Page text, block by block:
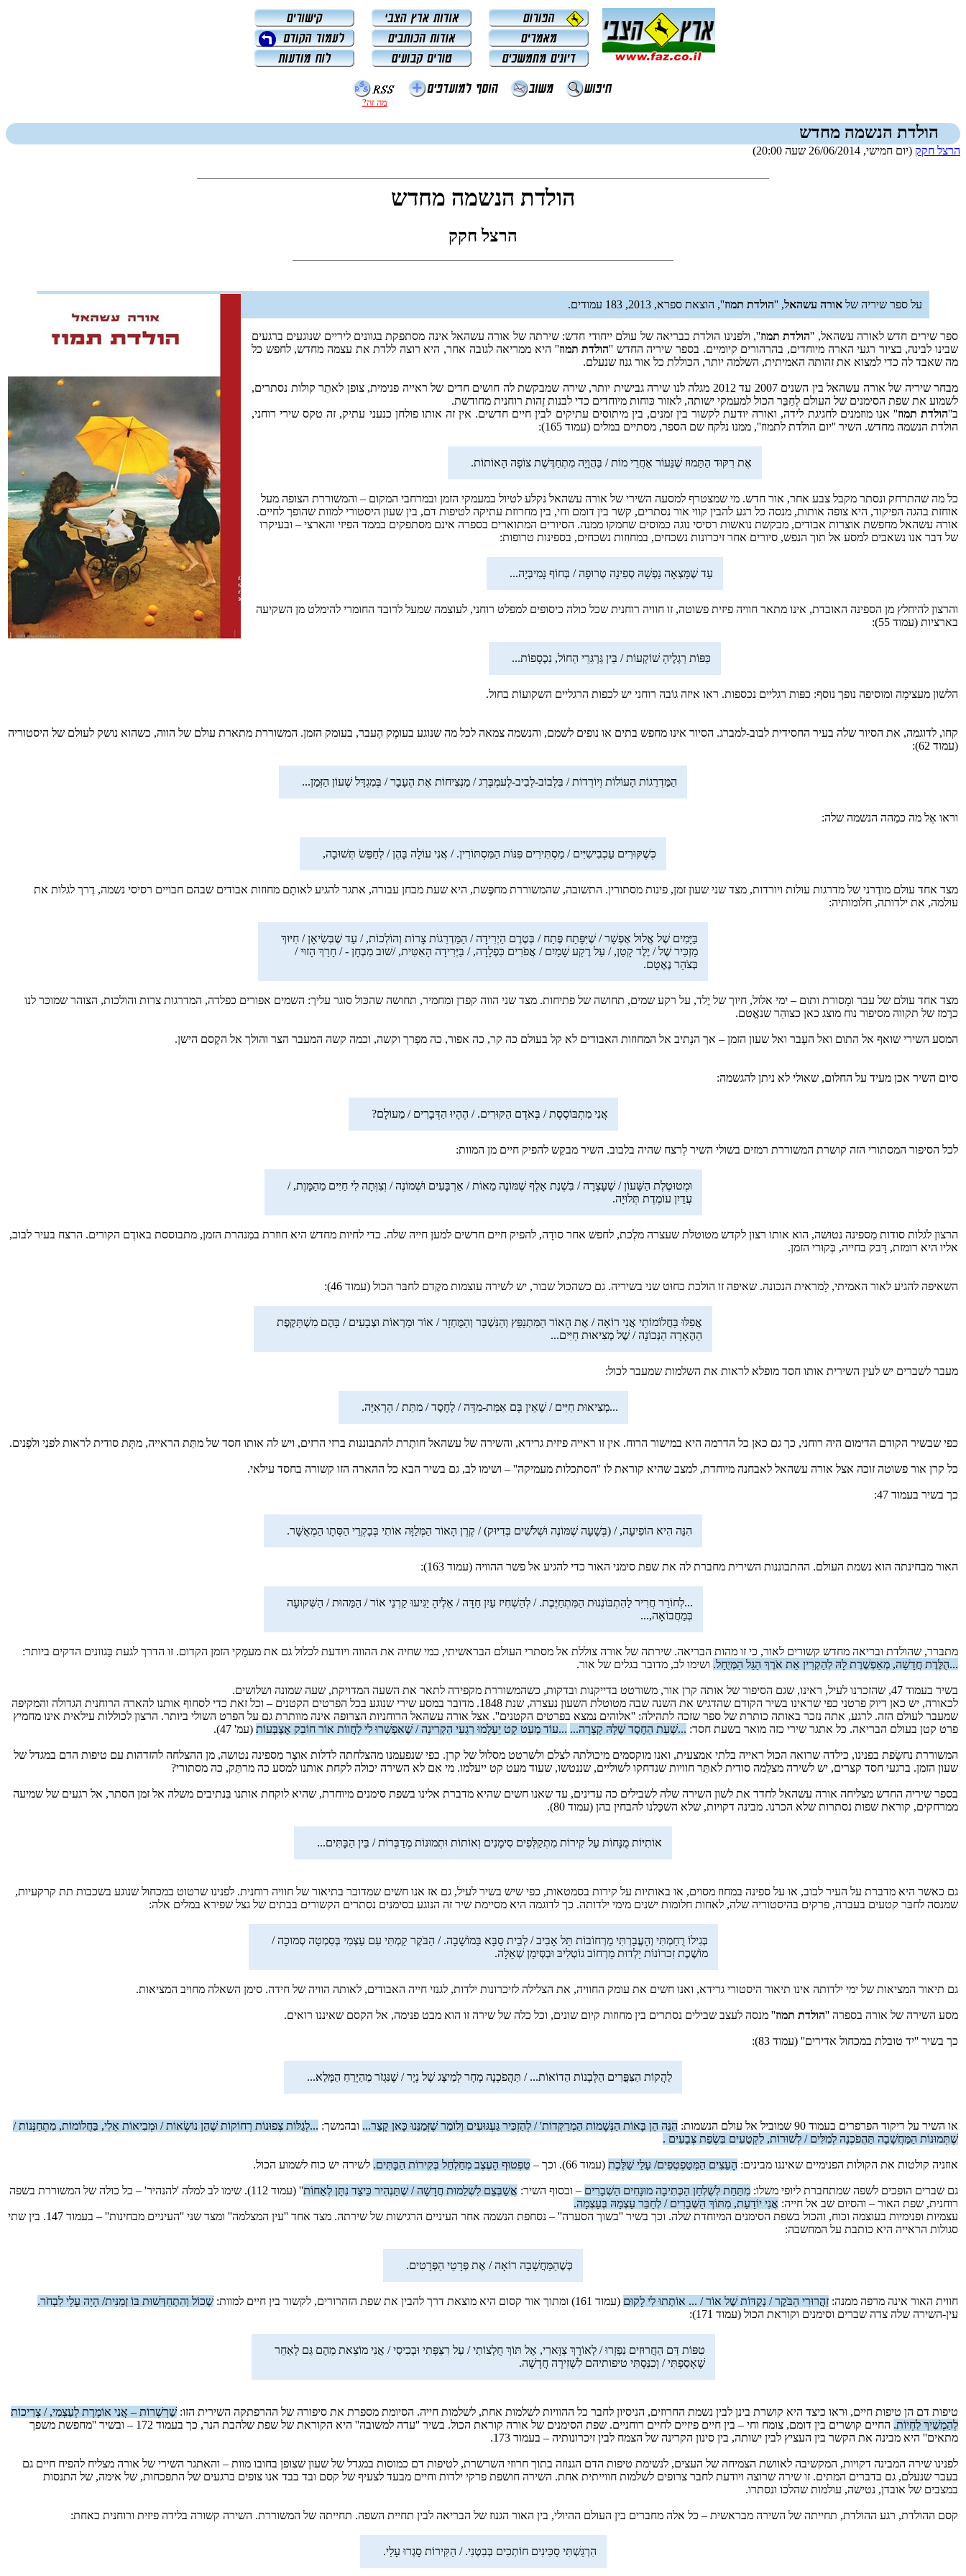
מה זה?
הולדת הנשמה מחדש
הרצל חקק (יום חמישי, 26/06/2014 שעה 20:00)
הולדת הנשמה מחדש
הרצל חקק
על ספר שיריה של אורה עשהאל, ''הולדת תמוז'', הוצאת ספרא, 2013, 183 עמודים.
ספר שירים חדש לאורה עשהאל, ''הולדת תמוז'', ולפנינו הולדת כבריאה של עולם ייחודי חדש: שירתה של אורה עשהאל אינה מסתפקת בגוונים ליריים שנוגעים ברגעים
שבינו לבינה, בציור רגעי הארה מיוחדים, בהרהורים קיומיים. בספר שיריה החדש ''הולדת תמוז'' היא ממריאה לגובה אחר, היא רוצה ללדת את עצמה מחדש, לחפש כל
מה שאבד לה כדי למצוא את זהותה האמיתית, השלמה יותר, הכוללת כל אור גנוז שנעלם.
מבחר שיריה של אורה עשהאל בין השנים 2007 עד 2012 מגלה לנו שירה גבישית יותר, שירה שמבקשת לה חושים חדים של ראייה פנימית, צופן לאתֵר קולות נסתרים,
לשמוע את שפת הסימנים של העולם לְחַבֵּר הכול למעמקי ישותה, לאזור כּוחות מיוחדים כדי לבנות זֶהות רוחנית מחודשת.
ב''הולדת תמוז'' אנו מוזמנים לחגיגת לידה, ואורה יודעת לקשור בין זמנים, בין מיתוסים עתיקים לבין חיים חדשים. אין זה אותו פולחן כנעני עתיק, זה טקס שירי רוחני,
הולדת הנשמה מחדש. השיר ''יום הולדת לתמוז'', ממנו נלקח שם הספר, מסתיים במלים (עמוד 165):
אֶת רִקּוּד הַתַּמוּז שֶׁנֵּעוֹר אַחֲרֵי מוֹת / בַּהֲוָיָה מִתְחַדֶּשֶׁת צוֹפָה הָאוֹתוֹת.
כל מה שהתרחק ונסתר מקבל צבע אחר, אור חדש. מי שמצטרף למסעה השירי של אורה עשהאל נקלע לטיול במעמקי הזמן ובמרחבי המקום – והמשוררת הצופה מעל
אוחזת בהגה הפיקוד, היא צופה אותות, מנסה כל רגע להבין קווי אור נסתרים, קשר בין דומם וחי, בין מחרוזת עתיקה לטיפות דם, בין שעון היסטורי למוות שהופך לחיים.
אורה עשהאל מחפשת אוצרות אבודים, מבקשת נואשות רסיסי נוגה כמוסים שחמקו ממנה. הסיורים המתוארים בספרה אינם מסתפקים בממד הפיזי והארצי – ובעיקרו
של דבר אנו נשאבים למסע אל תוך הנפש, סיורים אחר זיכרונות נשכחים, במחוזות נשכחים, בספינות טרופות:
עַד שֶׁמָּצְאָה נַפְשָׁהּ סְפִינָה טְרוּפָה / בְּחוֹף נָמִיבְּיָה...
והרצון להיחלץ מן הספינה האובדת, אינו מתאר חוויה פיזית פשוטה, זו חוויה רוחנית שכל כולה כיסופים למפלט רוחני, לעוצמה שמעל לרובד החומרי להימלט מן השקיעה
בארציות (עמוד 55):
כַּפּוֹת רַגְלֶיהָ שׁוֹקְעוֹת / בֵּין גַּרְגִּרֵי הַחוֹל, נִכְסָפוֹת...
הלשון מעצימָה ומוסיפה נופך נוסף: כפּות רגליים נכספות. ראו איזה גוֹבה רוחני יש לכפות הרגליים השקועוֹת בחול.
קחו, לדוגמה, את הסיור שלה בעיר החסידית לבוב-למברג. הסיור אינו מחפש בתים או נופים לשמם, והנשמה צמאה לכל מה שנוגע בעומֶק הֶעבר, בעומק הזמן. המשוררת מתארת עולם של הווה, כשהוא נושק לעולם של היסטוריה
(עמוד 62):
הַמַּדְרֵגוֹת הָעוֹלוֹת וְיוֹרְדוֹת / בִּלְבוֹב-לְבִיב-לֶעמְבֶּרְג / מַנְצִיחוֹת אֶת הֶעָבָר / בְּמִגְדָּל שְׁעוֹן הַזְּמַן...
וראו אֶל מה כמֵהה הנשמה שלה:
כְּשֶׁקּוּרִים עַכְבִישִיִּים / מַסְתִּירִים פִּנּוֹת הַמִּסְתּוֹרִין. / אֲנִי עוֹלָה בָּהֶן / לְחַפֵּשׂ תְּשׁוּבָה,
מצד אחד עולם מודֶרני של מדרגות עולות ויורדות, מצד שני שעון זמן, פינות מסתורין. התשובה, שהמשוררת מחפֶּשת, היא שעת מבחן עבורה, אתגר להגיע לאותָם מחוזות אבודים שבהם חבויים רסיסי נשמה, דֶרך לגלות את
עולמה, את ילדותה, חלומותיה:
בַּיָּמִים שֶׁל אֱלוּל אֶפְשָׁר / שֶׁיִּפָּתַח פֶּתַח / בְּטֶרֶם הַיְרִידָה / הַמַּדְרֵגוֹת צָרוֹת וְהוֹלְכוֹת, / עַד שֶׁבְּשִׂיאָן / חִיּוּךְ
מַזְכִּיר שֶׁל / יֶלֶד קָטַן, / עַל רֶקַע שָׁמַיִם / אֲפֹרִים כִּפְלָדָה, / בַּיְּרִידָה הָאִטִּית, /שׁוּב מִבְחָן - / חָרַךְ הָזוּי /
בְּצֹהַר נֶאֶטָם.
מצד אחד עולם של עבר ומָסורת ותום – ימי אלול, חיוך של יֶלד, על רקע שמים, תחושה של פתיחות. מצד שני הווה קפדן ומחמיר, תחושה שהכּול סוגר עליך: השמים אפורים כפלדה, המדרגות צרות והולכות, הצוהר שמוכּר לנו
כרֶמז של תקווה מסיפור נוח מוצג כאן כצוהַר שנאֱטם.
המסע השירי שואף אל התום ואל העָבר ואל שעון הזמן – אך הנָתיב אל המחוזות האבודים לא קל בעולם כה קר, כה אפור, כה מפָרך וקשה, וכמה קשה המעבר הצר והולך אל הקֶסם הישן.
סיום השיר אכן מעיד על החלום, שאולי לא ניתן להגשמה:
אֲנִי מִתְבּוֹסֶסֶת / בְּאֹדֶם הַקּוּרִים. / הֶהָיוּ הַדְּבָרִים / מֵעוֹלָם?
לכל הסיפור המסתורי הזה קושרת המשוררת רמזים בשולי השיר לְרצח שהיה בלבוב. השיר מבקֵש להפיק חיים מן המוות:
וּמְטוּטֶלֶת הַשָּׁעוֹן / שֶׁעָצְרָה / בִּשְׁנַת אָלֶף שֶׁמּוֹנֶה מֵאוֹת / אַרְבָּעִים וּשְׁמוֹנֶה / וְצִוְּתָה לִי חַיִּים מֵהַמָּוֶת, /
עֲדַיִן עוֹמֶדֶת תְּלוּיָה.
הרצון לגלות סודות מִספינה נטוּשה, הוא אותו רצון לקדש מטוטלת שעצרה מלֶכת, לחפש אחר סודָה, להפיק חיים חדשים למען חייה שלה. כדי לחיות מחדש היא חוזרת במִנהרת הזמן, מתבוססת באודֶם הקורים. הרצח בעיר לבוב,
אליו היא רומזת, דָּבק בחייה, בְּקוּרי הזמן.
השאיפה להגיע לאור האמיתי, לַמראית הנכונה. שאיפה זו הולכת כחוּט שני בשיריה. גם כשהכול שבור, יש לשירה עוצמות מקֶדם לחבּר הכול (עמוד 46):
אֲפִלּוּ בַּחֲלוֹמוֹתַי אֲנִי רוֹאָה / אֶת הָאוֹר הַמִּתְנַפֵּץ וְהַנִּשְׁבָּר וְהַמֻּחְזָר / אוֹר וּמַרְאוֹת וּצְבָעִים / בָּהֶם מִשְׁתַּקֶּפֶת
הַהֶאָרָה הַנְּכוֹנָה / שֶׁל מְצִיאוּת חַיִּים...
מעבר לשברים יש לעין השירית אותו חסד מופלא לראות את השלמות שמעבר לכול:
...מְצִיאוּת חַיִּים / שֶׁאֵין בָּם אַמַּת-מִדָּה / לְחֶסֶד / מִתַּת / הָרְאִיָּה.
כפי שבשיר הקודם הדימום היה רוחני, כך גם כאן כל הדרמה היא במישור הרוח. אין זו ראייה פיזית גרידא, והשירה של עשהאל חותֶרת להתבוננות ברזי הרזים, ויש לה אותו חסד של מתַּת הראייה, מתָּת סודית לראות לפנַי ולפְנים.
כל קרן אור פשוטה זוכה אצל אורה עשהאל לאבחנה מיוחדת, למצב שהיא קוראת לו ''הסתכלות מעמיקה'' – ושימו לב, גם בשיר הבא כל ההארה הזו קשורה בחסד עילאי.
כך בשיר בעמוד 47:
הִנֵּה הִיא הוֹפִיעָה, / (בְּשָׁעָה שֶׁמּוֹנֶה וּשְׁלֹשִׁים בְּדִיּוּק) / קֶרֶן הָאוֹר הַמְּלַוָּה אוֹתִי בְּבָקְרֵי הַסְּתָו הַמְאֻשָּׁר.
האור מבחינתה הוא נשמת העולם. ההתבוננות השירית מחברת לה את שפת סימני האור כדי להגיע אל פשר ההוויה (עמוד 163):
...לְחוֹרֵר חֲרִיר לַהִתְבּוֹנְנוּת הַמִּתְחַיֶּבֶת. / לְהַשְׁחִיז עַיִן חַדָּה / אֵלֶיהָ יַגִּיעוּ קַרְנֵי אוֹר / הַמַּהוּת / הַשְּׁקוּעָה
בְּמַחֲבוֹאָה,...
מתבּרר, שהולדת ובריאה מחדש קשורים לאור, כי זו מהות הבריאה. שירתה של אורה צוללת אל מסתרי העולם הבראשיתי, כמי שחיה את ההווה ויודעת לכלול גם את מעמַקי הזמן הקדום. זו הדרך לגעת בַּגוונים הדקים ביותר:
...הֻלֶּדֶת חֲדָשָׁה, מְאַפְשֶׁרֶת לָהּ לְהַקְרִין אֵת אֹרֶךְ הַגַּל הַמְּיֻחָל. ושימו לב, מדובר בגלים של אור.
בשיר בעמוד 47, שהזכרנו לעיל, ראינו, שגם הסיפור של אותה קרן אור, משורטט בדייקנות ובדקות, כשהמשוררת מקפידה לתאר את השעה המדויקת, שעה שמונה ושלושים.
לכאורה, יש כאן דיוק פרטני כפי שראינו בשיר הקודם שהדגיש את השנה שבה מטוטלת השעון נעצרה, שנת 1848. מדובר במסע שירי שנוגע בכל הפרטים הקטנים – וכל זאת כדי לסחוף אותנו להארה הרוחנית הגדולה והמקיפה
שמעבר לעולם הזה. לרגע, אתה נזכר באותה כותרת של ספר שזכה לתהילה: ''אלוהים נמצא בפרטים הקטנים''. אצל אורה עשהאל הרוחניות הצרופה אינה מוותרת גם על הפרט השולי ביותר. הרצון לכוללות עילאית אינו מחמיץ
פרט קטן בעולם הבריאה. כל אתגר שירי כזה מואר בשעת חסד: ...שְׁעַת הַחֶסֶד שֶׁלָּהּ קְצָרָה... ...עוֹד מְעַט קָט יֵעָלְמוּ רִגְעֵי הַקְּרִינָה / שֶׁאִפְשְׁרוּ לִי לַחֲווֹת אוֹר חוֹבֵק אֶצְבְּעוֹת (עמ' 47).
המשוררת נחשֶׂפת בפנינו, כילדה שרואה הכול ראייה בלתי אמצעית, ואנו מוקסמים מיכולתה לצלם ולשרטט מסלול של קרן. כפי שנפעמנו מהצלחתה לדלות אוצָר מִספינה נטושה, מן ההצלחה להזדהות עם טיפות הדם במגדל של
שעון הזמן. ברגעי חסד קצרים, יש לשירה מצלֵמה סודית לאתֵּר חוויות שנדחקו לשוליים, שננטשו, שעוד מעט קט ייעלמו. מי אִם לא השירה יכולה לקחת אותנו למסע כה מרתֵּק, כה מסתורי?
בספר שיריה החדש מצליחה אורה עשהאל לחדד את לשון השירה שלה לשבילים כה עדינים, עד שאנו חשים שהיא מדברת אלינו בשפת סימנים מיוחדת, שהיא לוקחת אותנו בִּנתיבים משלה אל זמן הסתר, אל רגעים של שמיעה
ממרחקים, קוראת שפות נסתרות שלא הכרנו. מבינה דקויות, שלא השכַּלנו להבחין בהן (עמוד 80).
אוֹתִיּוֹת מֻנָּחוֹת עַל קִירוֹת מִתְקַלְּפִים סִימָנִים וְאוֹתוֹת וּתְמוּנוֹת מְדַבְּרוֹת / בֵּין הַבָּתִּים...
גם כאשר היא מדברת על העיר לבוב, או על ספינה במחוז מסוים, או באותיות על קירות בסמטאות, כפי שיש בשיר לעיל, גם אז אנו חשים שמדובר בתיאור של חוויה רוחנית. לפנינו שרטוט במכחול שנוגע בשכבות תת קרקעיות,
שמנסה לחבּר קטעים בעברה, פרקים בהיסטוריה שלה, לאחות חלומות ישנים מימי ילדותה. כך לדוגמה היא מסיימת שיר זה הנוגע בסימנים נסתרים הקשורים בבתים של גצל שפירא במלים אלה:
בְּגִילוֹ רֻחַמְתִּי וְהָעֱבַרְתִּי מֵרְחוֹבוֹת תֵּל אָבִיב / לְבֵית סַבָּא בַּמוֹשָׁבָה. / הַבֹּקֶר קַמְתִּי עִם עַצְמִי בְּסִמְטָה סְמוּכָה /
מוֹשֶׁכֶת זִכרוֹנוֹת יַלְדוּת מֵרְחוֹב גוֹטְלִיבּ וּבְסְּימַן שְׁאֵלָה.
גם תיאור המציאות של ימי ילדותה אינו תיאור היסטורי גרידא, ואנו חשים את עומק החוויה, את הצלילה לזיכרונות ילדות, לגנזי חייה האבודים, לאותה הוויה של חידה. סימן השאלה מחויב המציאות.
מסע השירה של אורה בספרה ''הולדת תמוז'' מנסה לעצב שבילים נסתרים בין מחוזות קיום שונים, וכל כלה של שירה זו הוא מבט פנימה, אל הקסם שאיננו רואים.
כך בשיר ''יד טובלת במכחול אדירים'' (עמוד 83):
לַהֲקוֹת הַצִּפֳּרִים הַלְּבָנוֹת הַדוֹאוֹת... / תַּהֲפֹכְנָה מָחָר לְמֵיצָּג שֶׁל נְיָר / שֶׁנִּגְזֹר מֵהַיָּרֵחַ הַמָּלֵא...
או השיר על ריקוד הפרפרים בעמוד 90 שמוביל אל עולם הנשמות: הִנֵּה הֵן בָּאוֹת הַנְּשָׁמוֹת הַמְרַקְּדוֹת' / לְהַזְכִּיר גַּעְגּוּעִים וְלוֹמַר שֶׁזְּמַנֵּנוּ כָּאן קָצַר... ובהמשך: ...לְגַלּוֹת צְפוּנוֹת רְחוֹקוֹת שֶׁהֵן נוֹשְׂאוֹת / וּמְבִיאוֹת אֵלִי, בַּחֲלוֹמוֹת, מִתְחַנְּנוֹת /
שֶׁתְּמוּנוֹת הַמַּחֲשָׁבָה תַּהֲפֹכְנָה לְמִלִּים / לְשׁוּרוֹת, לִקְטַעִים בִּשְׂפַת צְּבָעִים .
אוזניה קולטות את הקולות הפנימיים שאיננו מבינים: הָעֵצִים הַמְּטַפְטְפִים/ עָלֵי שַׁלֶּכֶת (עמוד 66). וכך – טִפְטוּף הָעֶצֶב מְחַלְחֵל בְּקִירוֹת הַבָּתִּים. לשירה יש כוח לשמוע הכול.
גם שברים הופכים לשפה שמתחברת ליופי משלו: מִתַּחַת לְשֻׁלְחָן הַכְּתִיבָה מוּנָחִים הַשְׁבָרִים – ובסוף השיר: אֲשַׁבְּצֵם לִשְׁלֵמוּת חֲדָשָׁה / שֶׁתַּנְהִיר כֵּיצַד נִתָּן לְאַחוֹת
'' (עמוד 112). שימו לב למלה 'להנהיר' – כל כולה של המשוררת בשפה
רוחנית, שפת האור – והסיום שב אל חייה: אֲנִי יוֹדַעַת, מִתּוֹךְ הַשְּׁבָרִים / לְחַבֵּר עַצְמָהּ בְּעָצְמָה.
עצמיות ופנימיות בעוצמה וכוח, והכול בשפת הסימנים המיוחדת שלה. וכך בשיר ''בשוך הסערה'' – נסחפת הנשמה אחר העיניים הרגישות של שירתה. מצד אחד ''עין המצלמה'' ומצד שני ''העיניים מבחינות'' – בעמוד 147. בין שתי
סגולות הראייה היא כותבת על המחשבה:
כְּשֶׁהַמַּחֲשָׁבָה רוֹאָה / אֶת פְּרָטֵי הַפְּרָטִים.
חווית האור אינה מרפה ממנה: זַהֲרוּרִי הַבֹּקֶר / נְקֻדּוֹת שֶׁל אוֹר / ... אוֹתְתוּ לִי לָקוּם (עמוד 161) ומתוך אור קסום היא מוצאת דרך להבין את שפת הזהרורים, לקשור בין חיים למוות:
שְׁכוֹל וְהִתְחַדְּשׁוּת בּוֹ זְמַנִּית/ הָיָה עָלַי לִבְחֹר.
עין-השירה שלה צדה שברים וסימנים וקוראת הכול (עמוד 171):
טִפּוֹת דַּם הַחֲרוּזִים נִפְזְרוּ / לְאוֹרֶךְ צַוָּארִי, אֶל תּוֹךְ חֻלְצוֹתַי / עַל רִצַּפָּתִי וּבְכִיסַי / אֲנִי מוֹצֵאת מֵהֶם גַּם לְאַחֵר
שֶׁאָסַפְתִּי / וְכִנַּסְתִּי טיפותיהם לִשְׁזִירָה חֲדָשָׁה.
טיפות דם הן טיפות חיים, וּראו כיצד היא קושרת בינן לבין נשמת החרוזים, הניסיון לחבר כל ההוויות לשלמות אחת, לשלמות חייה. הסיומת מספרת את סיפורה של ההרפתקה השירית הזו: שַׁרְשְׁרוֹת – אֲנִי אוֹמֶרֶת לְעַצְמִי, / צְרִיכוֹת
לְהַמְשִׁיךְ לִחְיוֹת.
החיים קושרים בין דומם, צומח וחי – בין חיים פיזיים לחיים רוחניים. שפת הסימנים של אורה קוראת הכול. בשיר ''עדה למשובה'' היא הקוראת של שפת שלהבת הנר, כך בעמוד 172 – ובשיר ''מחפשת משפך
מתאים'' היא מבינה את הקשר בין העציץ לבין ישותה, בין סינון הקרינה של הצמח לבין זיכרונותיה – בעמוד 173.
לפנינו שירה המבינה דקויות, המקשיבה לאוושת הצמיחה של העצים, לנשימת טיפות הדם הגנוזה בתוך חרוזי השרשרת, לטיפות דם כמוסות במגדל של שעון שצופן בחובו מוות – והאתגר השירי של אורה מצליח להפיח חיים גם
בעבר שנעלם, גם בדברים המתים. זו שירה שרוצה ויודעת לחבר צרופים לשלמות חווייתית אחת. השירה חושפת פרקי ילדות וחיים מבעד לצעיף של קסם ובד בבד אנו צופים ברגעים של התפכחות, של אימה, של התנסות
במצבים של אובדן, נטישה, עולמות שהלכו ונסתרו.
קסם ההולדת, רגע ההולדת, תחייתה של השירה מבראשית – כל אלה מחברים בין העולם ההיולי, בין האור הגנוז של הבריאה לבין תחיית השפה. תחייתה של המשוררת. השירה קשורה בלידה פיזית ורוחנית כאחת:
הִרְגַּשְׁתִּי סַכִּינִים חוֹתְכִים בְּבִטְנִי. / הַקִּירוֹת סָגְרוּ עָלַי.